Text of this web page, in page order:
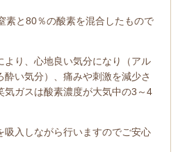
素と80％の酸素を混合したもので
より、心地良い気分になり（アル
酔い気分）、痛みや刺激を減少さ
気ガスは酸素濃度が大気中の3～4
吸入しながら行いますのでご安心